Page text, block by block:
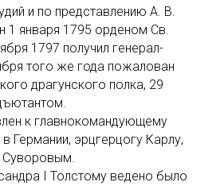
и по представлению А. В.
1 января 1795 орденом Св.
1797 получил генерал-
того же года пожалован
драгунского полка, 29
к главнокомандующему
Германии, эрцгерцогу Карлу,
Суворовым.
I Толстому ведено было